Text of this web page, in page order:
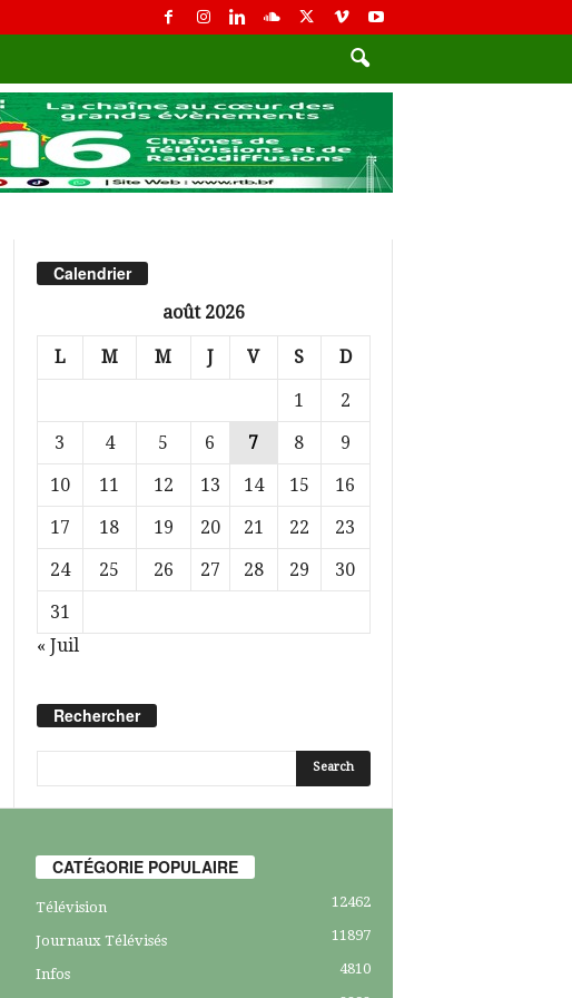
Calendrier
août 2026
L M M J V S D
1
2
3
4 5 6 7 8
9
10
11 12 13 14 15
16
17
18 19 20 21 22
23
24
25 26 27 28 29
30
31
« Juil
Rechercher
CATÉGORIE POPULAIRE
Télévision 12462
Journaux Télévisés 11897
Infos
4810